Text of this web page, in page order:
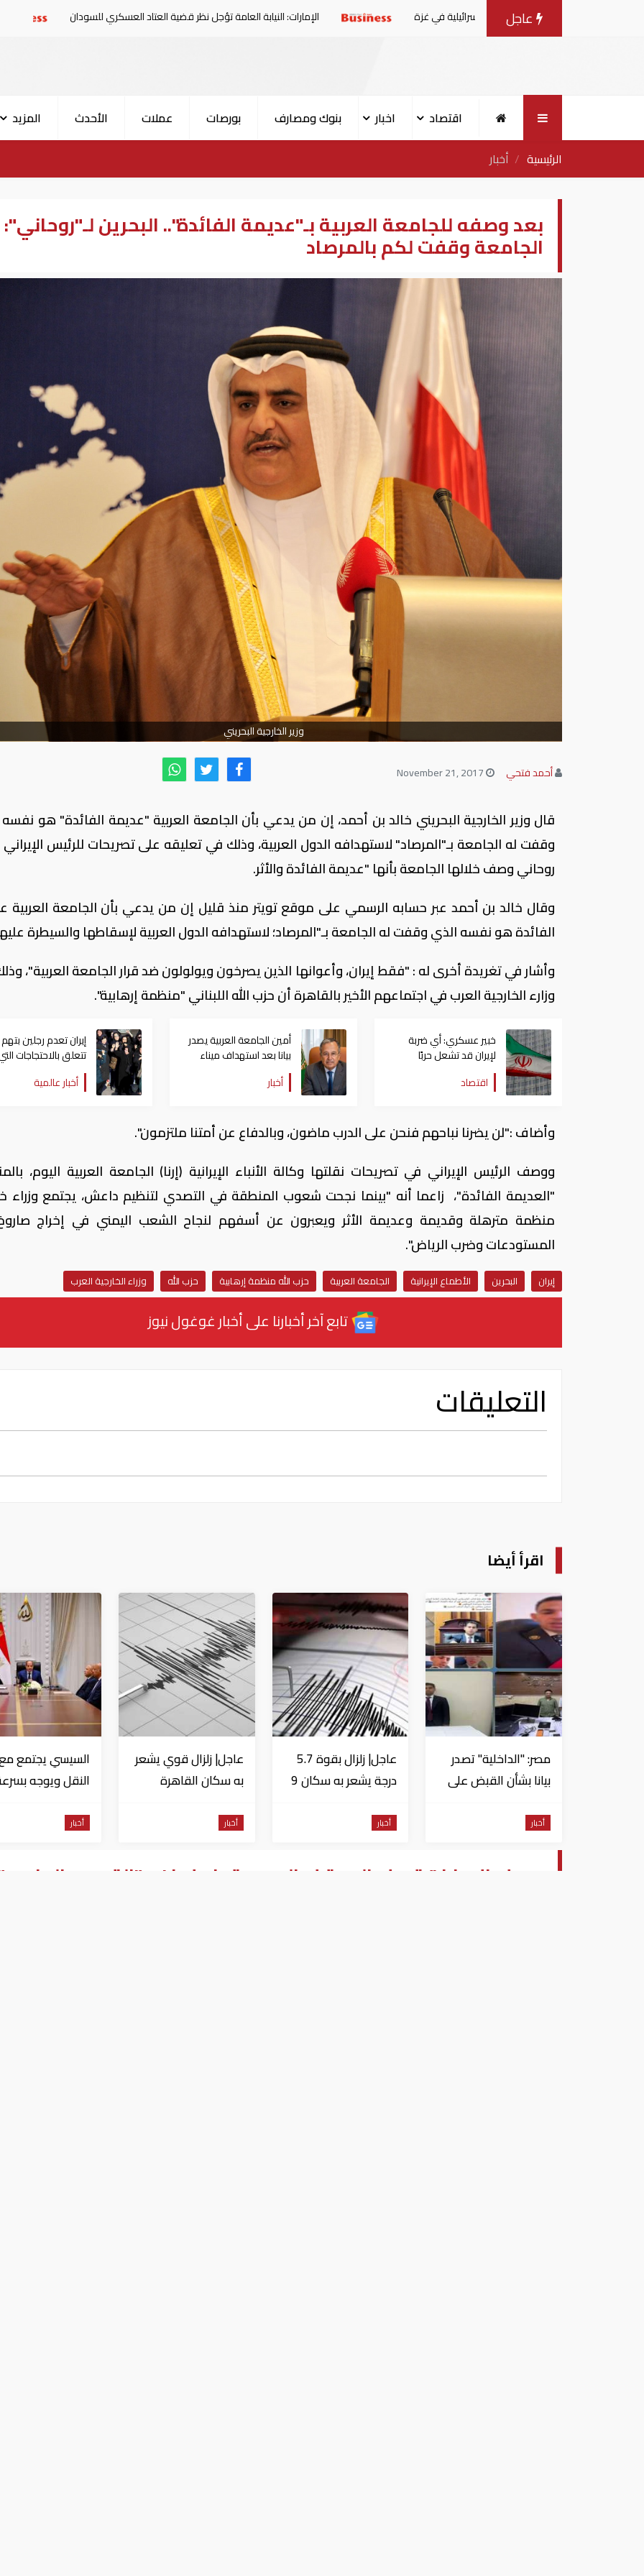
عاجل
الانتهاكات الإسرائيلية في غزة الإمارات: النيابة العامة تؤجل نظر قضية العتاد العسكري للسودان في النصف الأول..
اقتصاد اخبار بنوك ومصارف بورصات عملات الأحدث
المزيد
الرئيسية
أخبار
بعد وصفه للجامعة العربية بـ"عديمة الفائدة".. البحرين لـ"روحاني":
الجامعة وقفت لكم بالمرصاد
وزير الخارجية البحريني
أحمد فتحي
قال وزير الخارجية البحريني خالد بن أحمد، إن من يدعي بأن الجامعة العربية "عديمة الفائدة" هو
وقفت له الجامعة بـ"المرصاد" لاستهدافه الدول العربية، وذلك في تعليقه على تصريحات للرئيس
روحاني وصف خلالها الجامعة بأنها "عديمة الفائدة والأثر.
وقال خالد بن أحمد عبر حسابه الرسمي على موقع تويتر منذ قليل إن من يدعي بأن الجامعة العربية
الفائدة هو نفسه الذي وقفت له الجامعة بـ"المرصاد؛ لاستهدافه الدول العربية لإسقاطها والسيطرة
وأشار في تغريدة أخرى له : "فقط إيران، وأعوانها الذين يصرخون ويولولون ضد قرار الجامعة العربية"،
وزارء الخارجية العرب في اجتماعهم الأخير بالقاهرة أن حزب الله اللبناني "منظمة إرهابية".
خبير عسكري: أي ضربة
لإيران قد تشعل حربًا
اقتصادية عالمية عبر
مضيق هرمز
اقتصاد
أمين الجامعة العربية يصدر
بيانا بعد استهداف ميناء
مصري بطائرة مسيرة
أخبار
إيران تعدم رجلين بتهم
تتعلق بالاحتجاجات
عمّت البلاد يناير
أخبار عالمية
وأضاف :"لن يضرنا نباحهم فنحن على الدرب ماضون، وبالدفاع عن أمتنا ملتزمون".
ووصف الرئيس الإيراني في تصريحات نقلتها وكالة الأنباء الإيرانية (إرنا) الجامعة العربية اليوم،
"العديمة الفائدة"، زاعما أنه "بينما نجحت شعوب المنطقة في التصدي لتنظيم داعش، يجتمع وزراء
منظمة مترهلة وقديمة وعديمة الأثر ويعبرون عن أسفهم لنجاح الشعب اليمني في إخراج
المستودعات وضرب الرياض".
إيران البحرين الأطماع الإيرانية الجامعة العربية حزب الله منظمة إرهابية حزب الله وزراء الخارجية العرب
تابع آخر أخبارنا على أخبار غوغول نيوز
التعليقات
اقرأ أيضا
مصر: "الداخلية" تصدر
بيانا بشأن القبض على
للاستيلاء على
أخبار
عاجل| زلزال بقوة 5.7
درجة يشعر به سكان 9
من السويس
أخبار
عاجل| زلزال قوي يشعر
به سكان القاهرة
أخبار
السيسي يجتمع مع
النقل ويوجه
المشروعات الجاري
أخبار
صحف الإمارات تصف الموقف العربي تجاه إيران بـ"القوي